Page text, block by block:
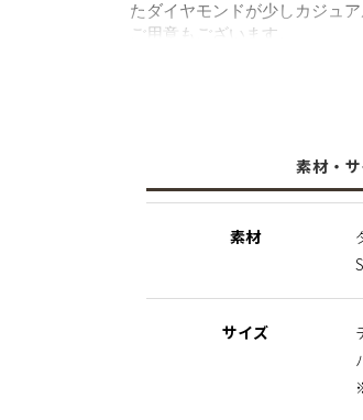
たダイヤモンドが少しカジュ
ご用意もございます。
※こちらの商品はサステナブ
様からオーダーを頂き次第、
素材・
素材
サイズ